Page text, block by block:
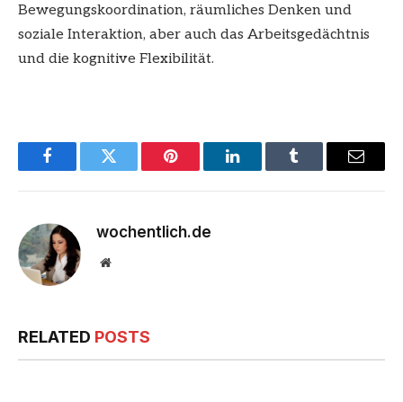
Bewegungskoordination, räumliches Denken und
soziale Interaktion, aber auch das Arbeitsgedächtnis
und die kognitive Flexibilität.
FacebookTwitter Pinterest LinkedInTumblr Email
wochentlich.de
Website
RELATED POSTS